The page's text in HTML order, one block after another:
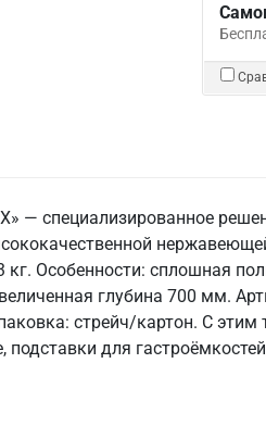
— специализированное
Особенности: сплошная
глубина 700 мм.
стрейч/картон. С
для